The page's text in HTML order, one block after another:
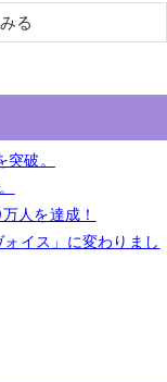
る
破。
人を達成！
イス」に変わりまし